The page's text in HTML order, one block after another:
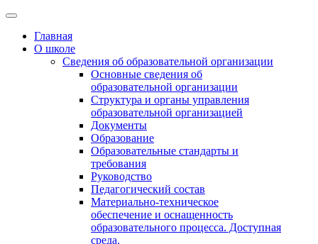
Главная
О школе
Сведения об образовательной организации
Основные сведения об
образовательной организации
Структура и органы управления
образовательной организацией
Документы
Образование
Образовательные стандарты и
требования
Руководство
Педагогический состав
Материально-техническое
обеспечение и оснащенность
образовательного процесса. Доступная
среда.